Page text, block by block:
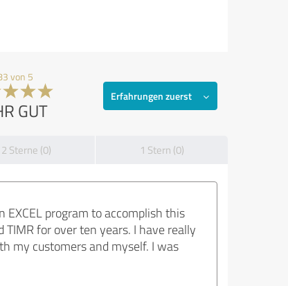
von 5
GUT
Erfahrungen zuerst
2 Sterne (0) 1 Stern (0)
EXCEL program to accomplish this
TIMR for over ten years. I have really
my customers and myself. I was